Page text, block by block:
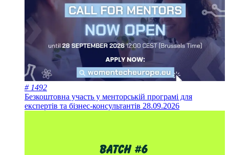
# 1492
Безкоштовна участь у менторській програмі для
експертів та бізнес-консультантів 28.09.2026